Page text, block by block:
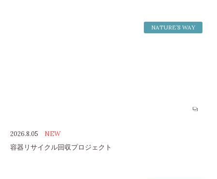
NATURE’S WAY
2026.8.05 NEW
容器リサイクル回収プロジェクト